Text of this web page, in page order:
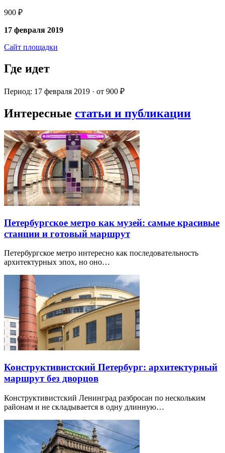
900 ₽
17 февраля 2019
Сайт площадки
Где идет
Период: 17 февраля 2019 · от 900 ₽
Интересные статьи и публикации
Петербургское метро как музей: самые красивые
станции и готовый маршрут
Петербургское метро интересно как последовательность
архитектурных эпох, но оно…
Конструктивистский Петербург: архитектурный
маршрут без дворцов
Конструктивистский Ленинград разбросан по нескольким
районам и не складывается в одну длинную…